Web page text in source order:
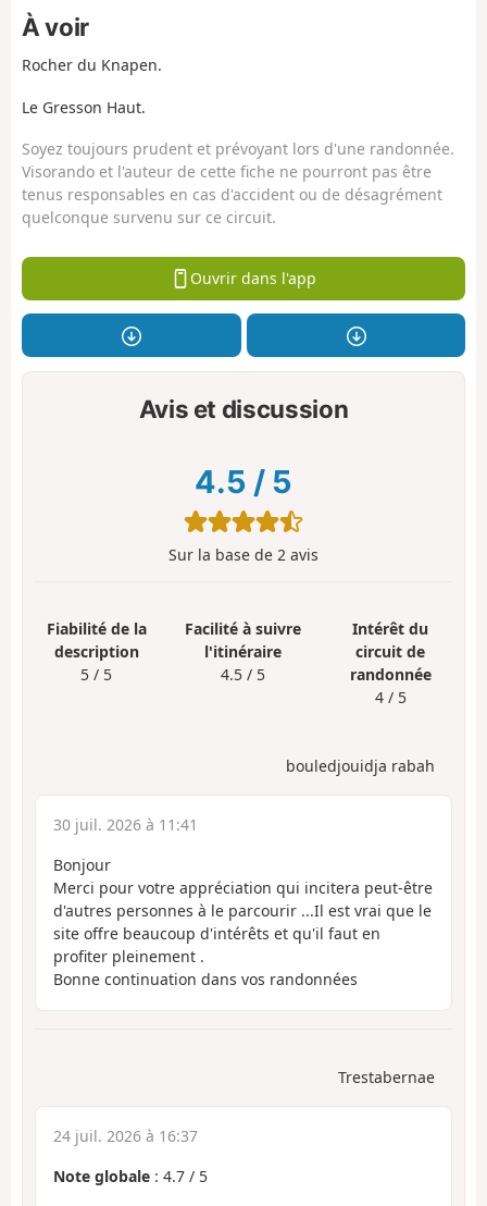
À voir
Rocher du Knapen.
Le Gresson Haut.
Soyez toujours prudent et prévoyant lors d'une randonnée.
Visorando et l'auteur de cette fiche ne pourront pas être
tenus responsables en cas d'accident ou de désagrément
quelconque survenu sur ce circuit.
Ouvrir dans l'app
Avis et discussion
4.5 / 5
Sur la base de 2 avis
Fiabilité de la
description
5 / 5
Facilité à suivre
l'itinéraire
4.5 / 5
Intérêt du
circuit de
randonnée
4 / 5
bouledjouidja rabah
30 juil. 2026 à 11:41
Bonjour
Merci pour votre appréciation qui incitera peut-être
d'autres personnes à le parcourir ...Il est vrai que le
site offre beaucoup d'intérêts et qu'il faut en
profiter pleinement .
Bonne continuation dans vos randonnées
Trestabernae
24 juil. 2026 à 16:37
Note globale : 4.7 / 5